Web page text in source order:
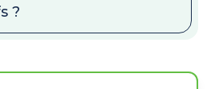
?